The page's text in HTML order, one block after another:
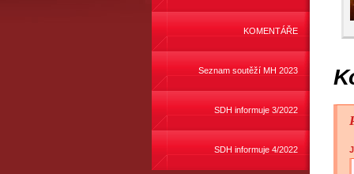
KOMENTÁŘE
Seznam soutěží MH 2023
SDH informuje 3/2022
SDH informuje 4/2022